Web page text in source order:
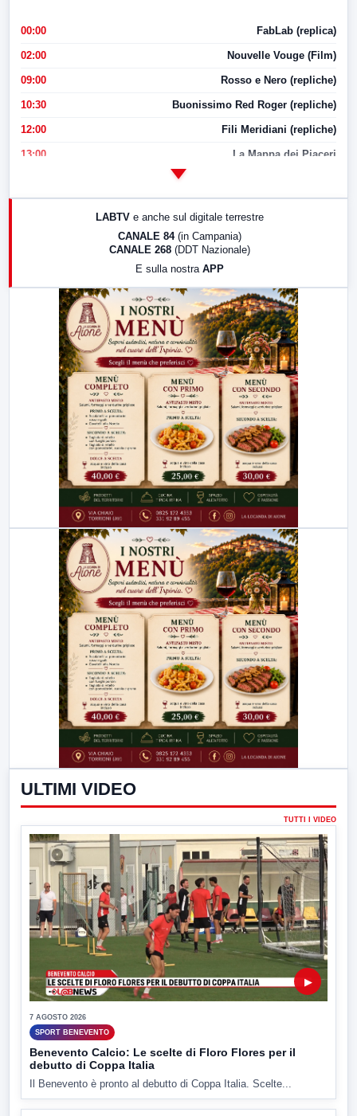
00:00 FabLab (replica)
02:00 Nouvelle Vouge (Film)
09:00 Rosso e Nero (repliche)
10:30 Buonissimo Red Roger (repliche)
12:00 Fili Meridiani (repliche)
13:00 La Mappa dei Piaceri
17:00 LabNews (replica)
LabNews (replica)
LABTV e anche sul digitale terrestre
CANALE 84 (in Campania)
CANALE 268 (DDT Nazionale)
E sulla nostra APP
ULTIMI VIDEO
TUTTI I VIDEO
▶
7 AGOSTO 2026
SPORT BENEVENTO
Benevento Calcio: Le scelte di Floro Flores per il
debutto di Coppa Italia
Il Benevento è pronto al debutto di Coppa Italia. Scelte...